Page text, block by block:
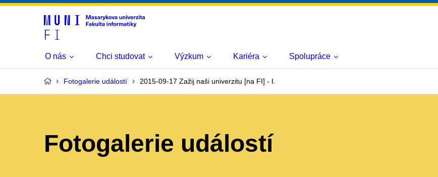
O nás Chci studovat Výzkum Kariéra Spolupráce
Fotogalerie událostí 2015-09-17 Zažij naši univerzitu [na FI] - I.
Fotogalerie událostí